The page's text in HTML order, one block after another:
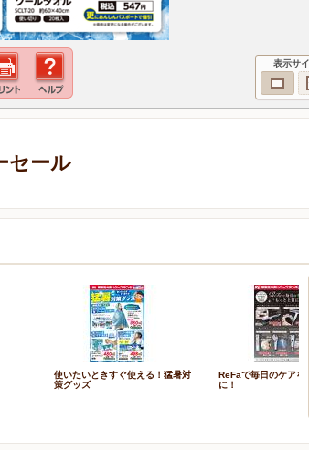
表示サ
セール
使いたいときすぐ使える！猛暑対
策グッズ
ReFaで毎日のケアを
に！